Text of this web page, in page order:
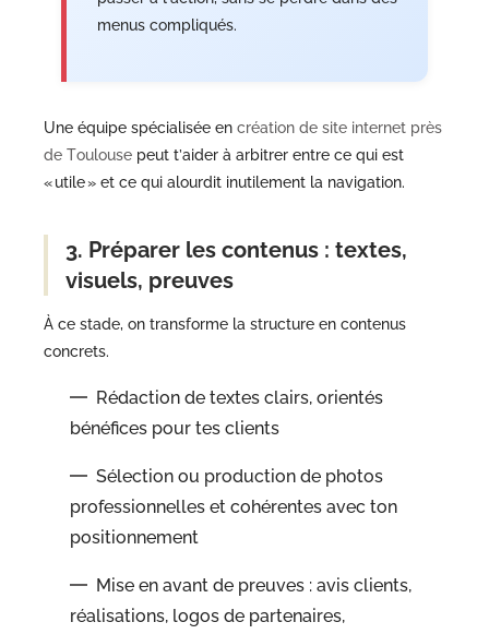
menus compliqués.
Une équipe spécialisée en création de site internet près
de Toulouse peut t’aider à arbitrer entre ce qui est
« utile » et ce qui alourdit inutilement la navigation.
3. Préparer les contenus : textes,
visuels, preuves
À ce stade, on transforme la structure en contenus
concrets.
Rédaction de textes clairs, orientés
bénéfices pour tes clients
Sélection ou production de photos
professionnelles et cohérentes avec ton
positionnement
Mise en avant de preuves : avis clients,
réalisations, logos de partenaires,